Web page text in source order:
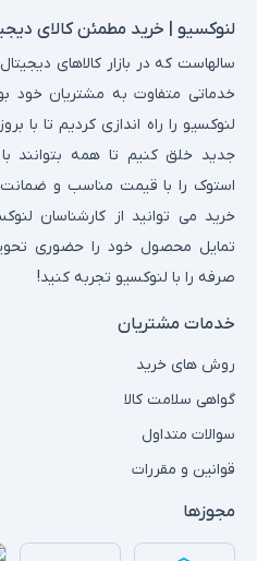
لنوکسیو | خرید مطمئن کالای
سالهاست که در بازار کالاهای
خدماتی متفاوت به مشتریان خود
لنوکسیو را راه اندازی کردیم تا با
جدید خلق کنیم تا همه بتوانند با
استوک را با قیمت مناسب و
خرید می توانید از کارشناسان
تمایل محصول خود را حضوری
صرفه را با لنوکسیو تجربه کنید!
خدمات مشتریان
روش های خرید
گواهی سلامت کالا
سوالات متداول
قوانین و مقررات
مجوزها